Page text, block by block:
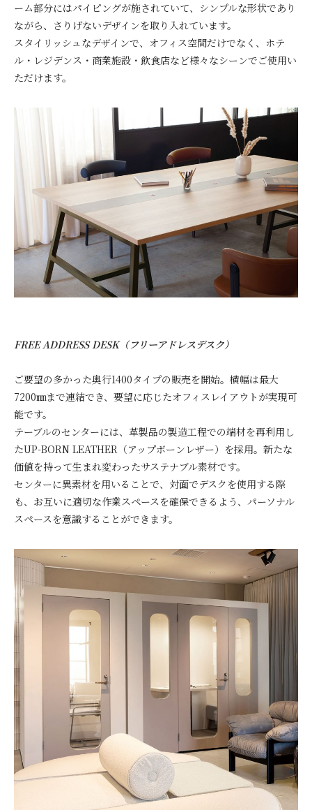
ーム部分にはパイピングが施されていて、シンプルな形状であり
ながら、さりげないデザインを取り入れています。
スタイリッシュなデザインで、オフィス空間だけでなく、 ホテ
ル・レジデンス・商業施設・飲食店など様々なシーンでご使用い
ただけます。
FREE ADDRESS DESK（フリーアドレスデスク）
ご要望の多かった奥行1400タイプの販売を開始。横幅は最大
7200㎜まで連結でき、要望に応じたオフィスレイアウトが実現可
能です。
テーブルのセンターには、⾰製品の製造⼯程での端材を再利⽤し
たUP-BORN LEATHER（アップボーンレザー）を採用。新たな
価値を持って⽣まれ変わったサステナブル素材です。
センターに異素材を用いることで、対面でデスクを使用する際
も、お互いに適切な作業スペースを確保できるよう、パーソナル
スペースを意識することができます。